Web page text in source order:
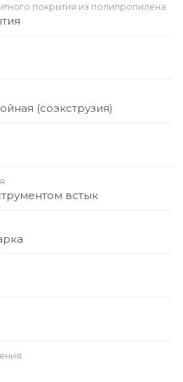
покрытия из полипропилена
(соэкструзия)
встык